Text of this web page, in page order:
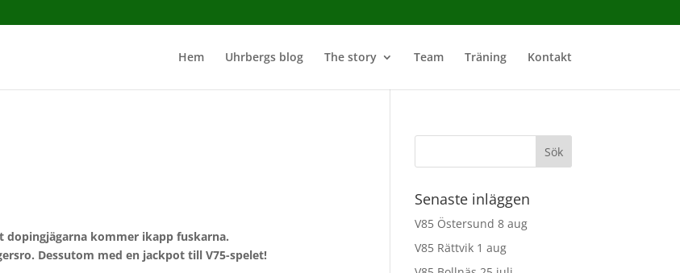
Hem Uhrbergs blog The story Team Träning Kontakt
dopingjägarna kommer ikapp fuskarna.
Dessutom med en jackpot till V75-spelet!
Senaste inläggen
V85 Östersund 8 aug
V85 Rättvik 1 aug